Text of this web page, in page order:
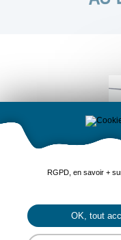
RGPD, en savoir +
OK, tout